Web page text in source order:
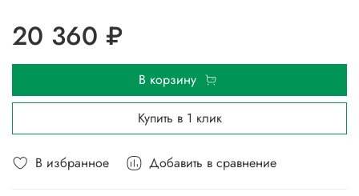
В избранное Добавить в сравнение
20 360 ₽
В корзину
Купить в 1 клик